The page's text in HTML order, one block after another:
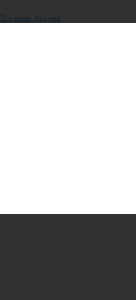
Все темы форума